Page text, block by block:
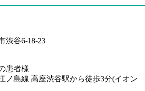
渋谷6-18-23
患者様
ノ島線 高座渋谷駅から徒歩3分(イオン